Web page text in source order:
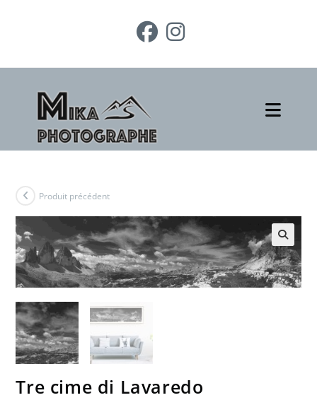
Produit précédent
Tre cime di Lavaredo